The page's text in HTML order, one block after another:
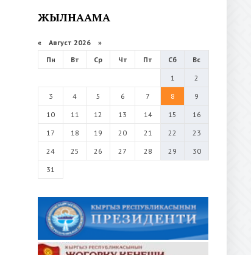
ЖЫЛНААМА
« Август 2026 »
Пн
Вт Ср Чт Пт Сб
Вс
1
2
3
4 5 6 7 8
9
10
11 12 13 14 15
16
17
18 19 20 21 22
23
24
25 26 27 28 29
30
31